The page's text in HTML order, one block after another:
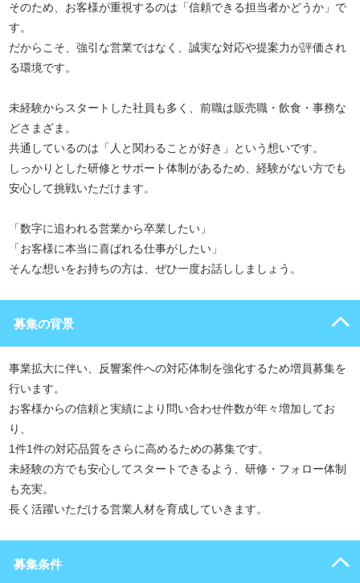
そのため、お客様が重視するのは「信頼できる担当者かどうか」で
す。
だからこそ、強引な営業ではなく、誠実な対応や提案力が評価され
る環境です。
未経験からスタートした社員も多く、前職は販売職・飲食・事務な
どさまざま。
共通しているのは「人と関わることが好き」という想いです。
しっかりとした研修とサポート体制があるため、経験がない方でも
安心して挑戦いただけます。
「数字に追われる営業から卒業したい」
「お客様に本当に喜ばれる仕事がしたい」
そんな想いをお持ちの方は、ぜひ一度お話ししましょう。
募集の背景
事業拡大に伴い、反響案件への対応体制を強化するため増員募集を
行います。
お客様からの信頼と実績により問い合わせ件数が年々増加してお
り、
1件1件の対応品質をさらに高めるための募集です。
未経験の方でも安心してスタートできるよう、研修・フォロー体制
も充実。
長く活躍いただける営業人材を育成していきます。
募集条件